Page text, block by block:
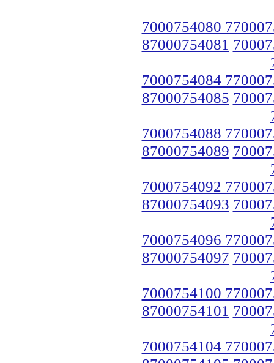
7000754080
87000754081
7000754084
87000754085
7000754088
87000754089
7000754092
87000754093
7000754096
87000754097
7000754100
87000754101
7000754104